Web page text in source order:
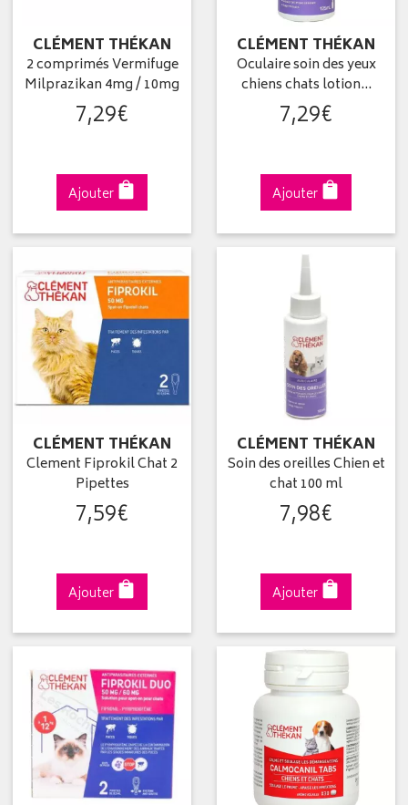
CLÉMENT THÉKAN
2 comprimés Vermifuge
Milprazikan 4mg / 10mg
7,29€
Ajouter
CLÉMENT THÉKAN
Oculaire soin des yeux
chiens chats lotion…
7,29€
Ajouter
CLÉMENT THÉKAN
Clement Fiprokil Chat 2
Pipettes
7,59€
Ajouter
CLÉMENT THÉKAN
Soin des oreilles Chien et
chat 100 ml
7,98€
Ajouter